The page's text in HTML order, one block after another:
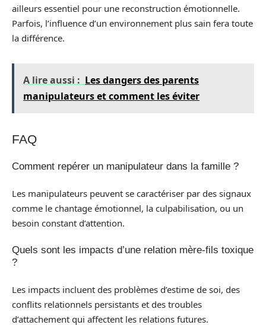
ailleurs essentiel pour une reconstruction émotionnelle.
Parfois, l’influence d’un environnement plus sain fera toute
la différence.
A lire aussi : Les dangers des parents
manipulateurs et comment les éviter
FAQ
Comment repérer un manipulateur dans la famille ?
Les manipulateurs peuvent se caractériser par des signaux
comme le chantage émotionnel, la culpabilisation, ou un
besoin constant d’attention.
Quels sont les impacts d’une relation mère-fils toxique
?
Les impacts incluent des problèmes d’estime de soi, des
conflits relationnels persistants et des troubles
d’attachement qui affectent les relations futures.